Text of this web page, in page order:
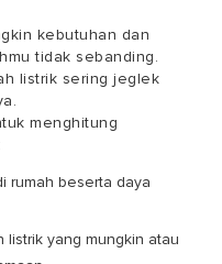
kebutuhan dan
tidak sebanding.
listrik sering jeglek
menghitung
rumah beserta daya
listrik yang mungkin atau